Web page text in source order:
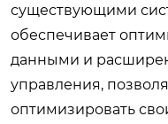
существующими
обеспечивает
данными и
управления,
оптимизировать